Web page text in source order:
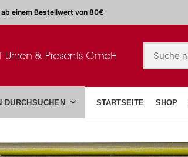
einem Bestellwert von 80€
DURCHSUCHEN STARTSEITE SHOP